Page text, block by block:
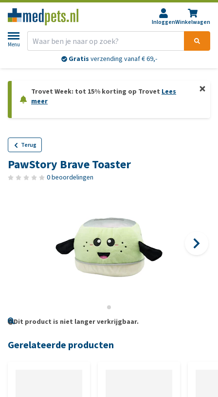
InloggenWinkelwagen
Menu
Gratis verzending vanaf € 69,-
Trovet Week: tot 15% korting op Trovet Lees
meer
Terug
PawStory Brave Toaster
0 beoordelingen
Dit product is niet langer verkrijgbaar.
Gerelateerde producten